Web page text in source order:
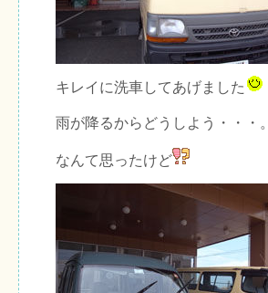
キレイに洗車してあげました
雨が降るからどうしよう・・・。
なんて思ったけど